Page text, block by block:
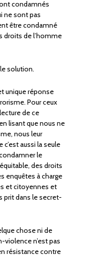
condamnés
ne sont pas
être condamné
droits de l’homme
solution.
unique réponse
Pour ceux
de ce
lisant que nous ne
nous leur
aussi la seule
le
des droits
enquêtes à charge
et citoyennes et
prit dans le secret-
chose ni de
violence n’est pas
résistance contre